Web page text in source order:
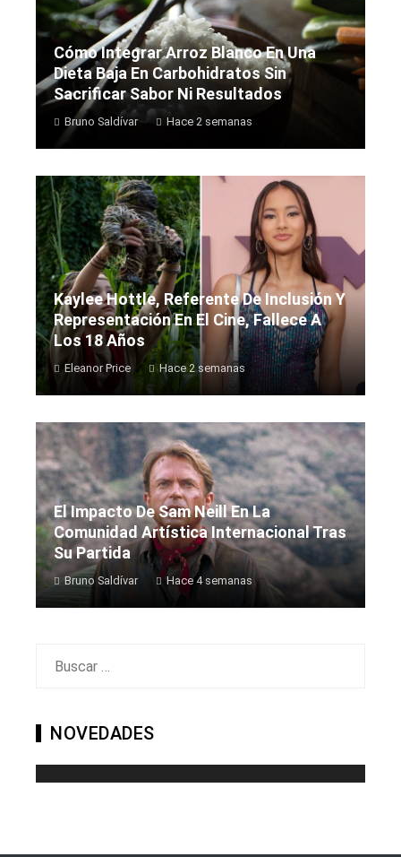
Cómo Integrar Arroz Blanco En Una
Dieta Baja En Carbohidratos Sin
Sacrificar Sabor Ni Resultados
Bruno Saldívar Hace 2 semanas
Kaylee Hottle, Referente De Inclusión Y
Representación En El Cine, Fallece A
Los 18 Años
Eleanor Price Hace 2 semanas
El Impacto De Sam Neill En La
Comunidad Artística Internacional Tras
Su Partida
Bruno Saldívar Hace 4 semanas
NOVEDADES